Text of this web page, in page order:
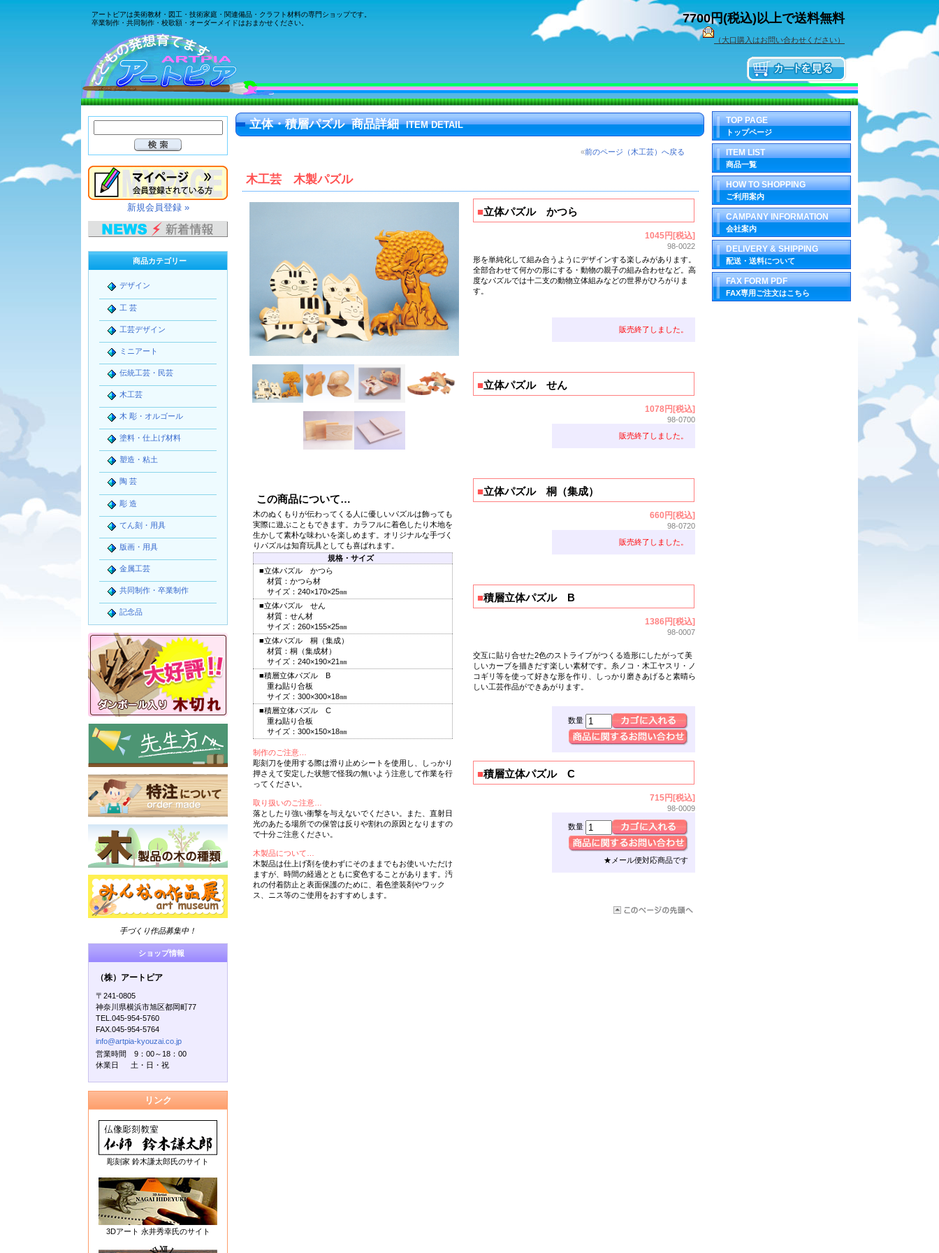
アートピアは美術教材・図工・技術家庭・関連備品・クラフト材料の専門ショップです。
卒業制作・共同制作・校歌額・オーダーメイドはおまかせください。
7700円(税込)以上で送料無料
（大口購入はお問い合わせください）
立体・積層パズル 商品詳細 ITEM DETAIL
«前のページ（木工芸）へ戻る
木工芸 木製パズル
■立体パズル かつら
1045円[税込]
98-0022
形を単純化して組み合うようにデザインする楽しみがあります。
全部合わせて何かの形にする・動物の親子の組み合わせなど。高
度なパズルでは十二支の動物立体組みなどの世界がひろがりま
す。
販売終了しました。
■立体パズル せん
1078円[税込]
98-0700
販売終了しました。
■立体パズル 桐（集成）
660円[税込]
98-0720
販売終了しました。
■積層立体パズル B
1386円[税込]
98-0007
交互に貼り合せた2色のストライプがつくる造形にしたがって美
しいカーブを描きだす楽しい素材です。糸ノコ・木工ヤスリ・ノ
コギリ等を使って好きな形を作り、しっかり磨きあげると素晴ら
しい工芸作品ができあがります。
数量
■積層立体パズル C
715円[税込]
98-0009
数量
★メール便対応商品です
この商品について…
木のぬくもりが伝わってくる人に優しいパズルは飾っても
実際に遊ぶこともできます。カラフルに着色したり木地を
生かして素朴な味わいを楽しめます。オリジナルな手づく
りパズルは知育玩具としても喜ばれます。
規格・サイズ
■立体パズル かつら
材質：かつら材
サイズ：240×170×25㎜
■立体パズル せん
材質：せん材
サイズ：260×155×25㎜
■立体パズル 桐（集成）
材質：桐（集成材）
サイズ：240×190×21㎜
■積層立体パズル B
重ね貼り合板
サイズ：300×300×18㎜
■積層立体パズル C
重ね貼り合板
サイズ：300×150×18㎜
制作のご注意…
彫刻刀を使用する際は滑り止めシートを使用し、しっかり
押さえて安定した状態で怪我の無いよう注意して作業を行
ってください。
取り扱いのご注意…
落としたり強い衝撃を与えないでください。また、直射日
光のあたる場所での保管は反りや割れの原因となりますの
で十分ご注意ください。
木製品について…
木製品は仕上げ剤を使わずにそのままでもお使いいただけ
ますが、時間の経過とともに変色することがあります。汚
れの付着防止と表面保護のために、着色塗装剤やワック
ス、ニス等のご使用をおすすめします。
TOP PAGE
トップページ
ITEM LIST
商品一覧
HOW TO SHOPPING
ご利用案内
CAMPANY INFORMATION
会社案内
DELIVERY & SHIPPING
配送・送料について
FAX FORM PDF
FAX専用ご注文はこちら
新規会員登録 »
商品カテゴリー
デザイン
工 芸
工芸デザイン
ミニアート
伝統工芸・民芸
木工芸
木 彫・オルゴール
塗料・仕上げ材料
塑造・粘土
陶 芸
彫 造
てん刻・用具
版画・用具
金属工芸
共同制作・卒業制作
記念品
手づくり作品募集中！
ショップ情報
（株）アートピア
〒241-0805
神奈川県横浜市旭区都岡町77
TEL.045-954-5760
FAX.045-954-5764
info@artpia-kyouzai.co.jp
営業時間 9：00～18：00
休業日 土・日・祝
リンク
彫刻家 鈴木謙太郎氏のサイト
3Dアート 永井秀幸氏のサイト